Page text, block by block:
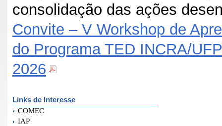
consolidação das ações
Convite – V Workshop de
do Programa TED INCRA/
2026
Links de Interesse
COMEC
IAP